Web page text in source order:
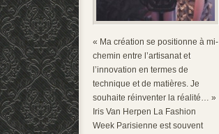
« Ma création se positionne à mi-
chemin entre l’artisanat et
l’innovation en termes de
technique et de matières. Je
souhaite réinventer la réalité… »
Iris Van Herpen La Fashion
Week Parisienne est souvent